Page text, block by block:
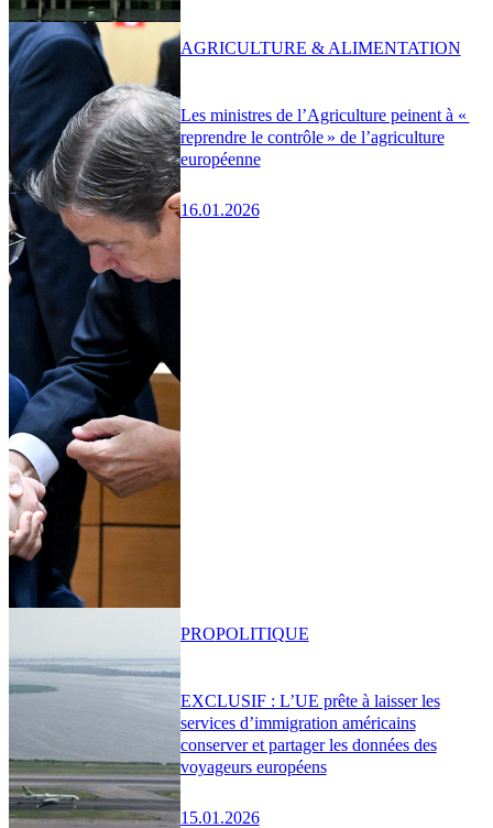
Les ministres de l’Agriculture peinent à «
reprendre le contrôle » de l’agriculture
européenne
16.01.2026
AGRICULTURE & ALIMENTATION
EXCLUSIF : L’UE prête à laisser les
services d’immigration américains
conserver et partager les données des
voyageurs européens
15.01.2026
PROPOLITIQUE